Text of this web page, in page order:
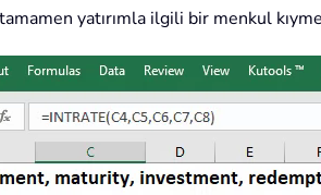
yatırımla ilgili bir menkul